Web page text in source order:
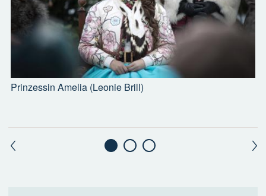
Prinzessin Amelia (Leonie Brill)